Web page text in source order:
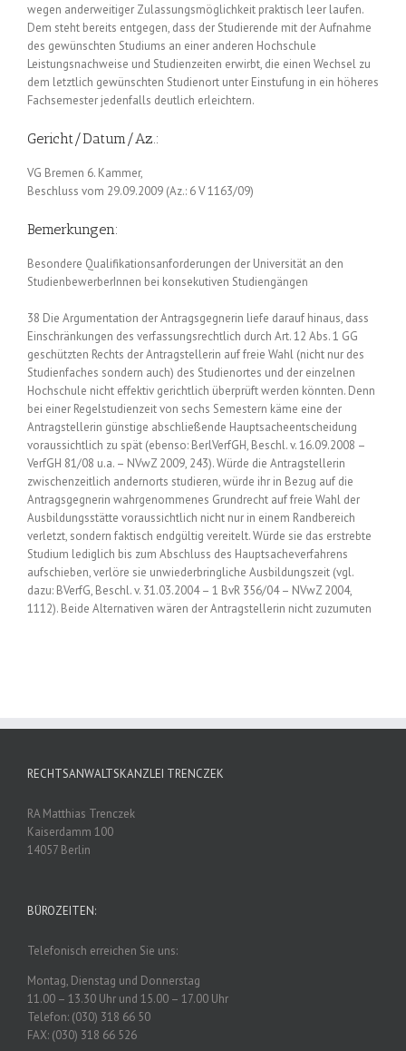
wegen anderweitiger Zulassungsmöglichkeit praktisch leer laufen.
Dem steht bereits entgegen, dass der Studierende mit der Aufnahme
des gewünschten Studiums an einer anderen Hochschule
Leistungsnachweise und Studienzeiten erwirbt, die einen Wechsel zu
dem letztlich gewünschten Studienort unter Einstufung in ein höheres
Fachsemester jedenfalls deutlich erleichtern.
Gericht/Datum/Az.:
VG Bremen 6. Kammer,
Beschluss vom 29.09.2009 (Az.: 6 V 1163/09)
Bemerkungen:
Besondere Qualifikationsanforderungen der Universität an den
StudienbewerberInnen bei konsekutiven Studiengängen
38 Die Argumentation der Antragsgegnerin liefe darauf hinaus, dass
Einschränkungen des verfassungsrechtlich durch Art. 12 Abs. 1 GG
geschützten Rechts der Antragstellerin auf freie Wahl (nicht nur des
Studienfaches sondern auch) des Studienortes und der einzelnen
Hochschule nicht effektiv gerichtlich überprüft werden könnten. Denn
bei einer Regelstudienzeit von sechs Semestern käme eine der
Antragstellerin günstige abschließende Hauptsacheentscheidung
voraussichtlich zu spät (ebenso: BerlVerfGH, Beschl. v. 16.09.2008 –
VerfGH 81/08 u.a. – NVwZ 2009, 243). Würde die Antragstellerin
zwischenzeitlich andernorts studieren, würde ihr in Bezug auf die
Antragsgegnerin wahrgenommenes Grundrecht auf freie Wahl der
Ausbildungsstätte voraussichtlich nicht nur in einem Randbereich
verletzt, sondern faktisch endgültig vereitelt. Würde sie das erstrebte
Studium lediglich bis zum Abschluss des Hauptsacheverfahrens
aufschieben, verlöre sie unwiederbringliche Ausbildungszeit (vgl.
dazu: BVerfG, Beschl. v. 31.03.2004 – 1 BvR 356/04 – NVwZ 2004,
1112). Beide Alternativen wären der Antragstellerin nicht zuzumuten
RECHTSANWALTSKANZLEI TRENCZEK
RA Matthias Trenczek
Kaiserdamm 100
14057 Berlin
BÜROZEITEN:
Telefonisch erreichen Sie uns:
Montag, Dienstag und Donnerstag
11.00 – 13.30 Uhr und 15.00 – 17.00 Uhr
Telefon: (030) 318 66 50
FAX: (030) 318 66 526